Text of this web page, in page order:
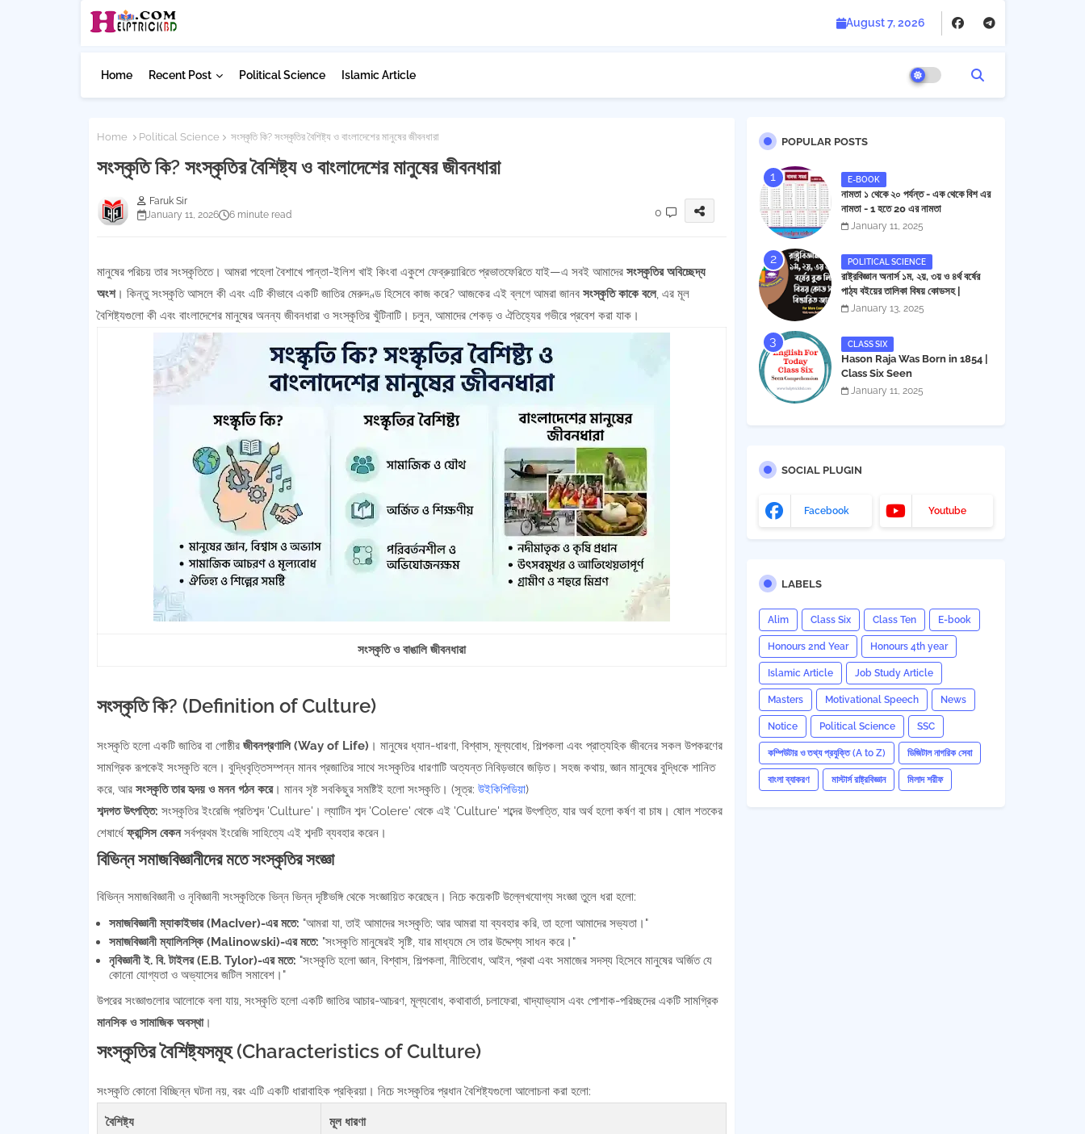
August 7, 2026
Home Recent Post Political Science Islamic Article
Home Political Science সংস্কৃতি কি? সংস্কৃতির বৈশিষ্ট্য ও বাংলাদেশের মানুষের জীবনধারা
সংস্কৃতি কি? সংস্কৃতির বৈশিষ্ট্য ও বাংলাদেশের মানুষের জীবনধারা
Faruk Sir
January 11, 2026
6 minute read 0
মানুষের পরিচয় তার সংস্কৃতিতে। আমরা পহেলা বৈশাখে পান্তা-ইলিশ খাই কিংবা একুশে ফেব্রুয়ারিতে প্রভাতফেরিতে যাই—এ সবই আমাদের সংস্কৃতির অবিচ্ছেদ্য
অংশ। কিন্তু সংস্কৃতি আসলে কী এবং এটি কীভাবে একটি জাতির মেরুদণ্ড হিসেবে কাজ করে? আজকের এই ব্লগে আমরা জানব সংস্কৃতি কাকে বলে, এর মূল
বৈশিষ্ট্যগুলো কী এবং বাংলাদেশের মানুষের অনন্য জীবনধারা ও সংস্কৃতির খুঁটিনাটি। চলুন, আমাদের শেকড় ও ঐতিহ্যের গভীরে প্রবেশ করা যাক।
সংস্কৃতি ও বাঙালি জীবনধারা
সংস্কৃতি কি? (Definition of Culture)
সংস্কৃতি হলো একটি জাতির বা গোষ্ঠীর জীবনপ্রণালি (Way of Life) । মানুষের ধ্যান-ধারণা, বিশ্বাস, মূল্যবোধ, শিল্পকলা এবং প্রাত্যহিক জীবনের সকল উপকরণের
সামগ্রিক রূপকেই সংস্কৃতি বলে। বুদ্ধিবৃত্তিসম্পন্ন মানব প্রজাতির সাথে সংস্কৃতির ধারণাটি অত্যন্ত নিবিড়ভাবে জড়িত। সহজ কথায়, জ্ঞান মানুষের বুদ্ধিকে শানিত
করে, আর সংস্কৃতি তার হৃদয় ও মনন গঠন করে। মানব সৃষ্ট সবকিছুর সমষ্টিই হলো সংস্কৃতি। (সূত্র: উইকিপিডিয়া)
শব্দগত উৎপত্তি: সংস্কৃতির ইংরেজি প্রতিশব্দ 'Culture'। ল্যাটিন শব্দ 'Colere' থেকে এই 'Culture' শব্দের উৎপত্তি, যার অর্থ হলো কর্ষণ বা চাষ। ষোল শতকের
শেষার্ধেফ্রান্সিস বেকনসর্বপ্রথম ইংরেজি সাহিত্যে এই শব্দটি ব্যবহার করেন।
বিভিন্ন সমাজবিজ্ঞানীদের মতে সংস্কৃতির সংজ্ঞা
বিভিন্ন সমাজবিজ্ঞানী ও নৃবিজ্ঞানী সংস্কৃতিকে ভিন্ন ভিন্ন দৃষ্টিভঙ্গি থেকে সংজ্ঞায়িত করেছেন। নিচে কয়েকটি উল্লেখযোগ্য সংজ্ঞা তুলে ধরা হলো:
সমাজবিজ্ঞানী ম্যাকাইভার (MacIver)-এর মতে: "আমরা যা, তাই আমাদের সংস্কৃতি; আর আমরা যা ব্যবহার করি, তা হলো আমাদের সভ্যতা।"
সমাজবিজ্ঞানী ম্যালিনস্কি (Malinowski)-এর মতে: "সংস্কৃতি মানুষেরই সৃষ্টি, যার মাধ্যমে সে তার উদ্দেশ্য সাধন করে।"
নৃবিজ্ঞানী ই. বি. টাইলর (E.B. Tylor)-এর মতে: "সংস্কৃতি হলো জ্ঞান, বিশ্বাস, শিল্পকলা, নীতিবোধ, আইন, প্রথা এবং সমাজের সদস্য হিসেবে মানুষের অর্জিত যে
কোনো যোগ্যতা ও অভ্যাসের জটিল সমাবেশ।"
উপরের সংজ্ঞাগুলোর আলোকে বলা যায়, সংস্কৃতি হলো একটি জাতির আচার-আচরণ, মূল্যবোধ, কথাবার্তা, চলাফেরা, খাদ্যাভ্যাস এবং পোশাক-পরিচ্ছদের একটি সামগ্রিক
মানসিক ও সামাজিক অবস্থা।
সংস্কৃতির বৈশিষ্ট্যসমূহ (Characteristics of Culture)
সংস্কৃতি কোনো বিচ্ছিন্ন ঘটনা নয়, বরং এটি একটি ধারাবাহিক প্রক্রিয়া। নিচে সংস্কৃতির প্রধান বৈশিষ্ট্যগুলো আলোচনা করা হলো:
বৈশিষ্ট্য মূল ধারণা
POPULAR POSTS
E-BOOK
নামতা ১ থেকে ২০ পর্যন্ত - এক থেকে বিশ এর
নামতা - 1 হতে 20 এর নামতা
January 11, 2025
POLITICAL SCIENCE
রাষ্ট্রবিজ্ঞান অনার্স ১ম, ২য়, ৩য় ও ৪র্থ বর্ষের
পাঠ্য বইয়ের তালিকা বিষয় কোডসহ |
Political Science Honors 1st,
List
January 13, 2025
CLASS SIX
Hason Raja Was Born in 1854 |
Class Six Seen
Comprehension
January 11, 2025
SOCIAL PLUGIN
Facebook Youtube
LABELS
Alim Class Six Class Ten E-book
Honours 2nd Year Honours 4th year
Islamic Article Job Study Article
Masters Motivational Speech News
Notice Political Science SSC
কম্পিউটার ও তথ্য প্রযুক্তি (A to Z) ডিজিটাল নাগরিক সেবা
বাংলা ব্যাকরণ মাস্টার্স রাষ্ট্রবিজ্ঞান মিলাদ শরীফ